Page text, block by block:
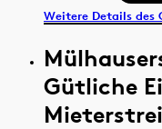
Weitere Details des
Gütliche